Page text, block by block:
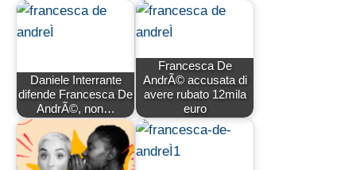
Daniele Interrante
difende Francesca De
AndrÃ©, non…
Francesca De
AndrÃ© accusata di
avere rubato 12mila
euro